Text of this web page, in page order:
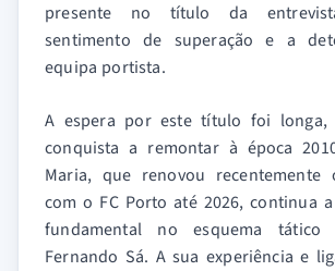
presente no título da
sentimento de superação e a
equipa portista.
A espera por este título foi longa,
conquista a remontar à época
Maria, que renovou recentemente
com o FC Porto até 2026, continua
fundamental no esquema
Fernando Sá. A sua experiência e